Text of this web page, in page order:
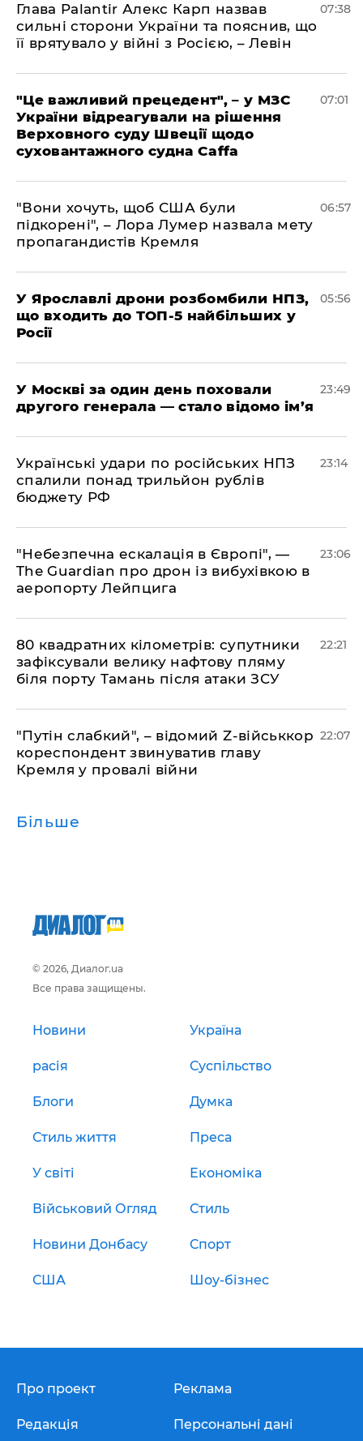
Глава Palantir Алекс Карп назвав
сильні сторони України та пояснив, що
її врятувало у війні з Росією, – Левін
07:38
"Це важливий прецедент", – у МЗС
України відреагували на рішення
Верховного суду Швеції щодо
суховантажного судна Caffa
07:01
"Вони хочуть, щоб США були
підкорені", – Лора Лумер назвала мету
пропагандистів Кремля
06:57
У Ярославлі дрони розбомбили НПЗ,
що входить до ТОП-5 найбільших у
Росії
05:56
​У Москві за один день поховали
другого генерала — стало відомо ім’я
23:49
​Українські удари по російських НПЗ
спалили понад трильйон рублів
бюджету РФ
23:14
​"Небезпечна ескалація в Європі", —
The Guardian про дрон із вибухівкою в
аеропорту Лейпцига
23:06
​80 квадратних кілометрів: супутники
зафіксували велику нафтову пляму
біля порту Тамань після атаки ЗСУ
22:21
"Путін слабкий", – відомий Z-військкор
кореспондент звинуватив главу
Кремля у провалі війни
22:07
Більше
© 2026, Диалог.ua
Все права защищены.
Новини Україна
расія Суспільство
Блоги Думка
Стиль життя Преса
У світі Економіка
Військовий Огляд Стиль
Новини Донбасу Спорт
США Шоу-бізнес
Про проект
Редакція
Реклама
Персональні дані